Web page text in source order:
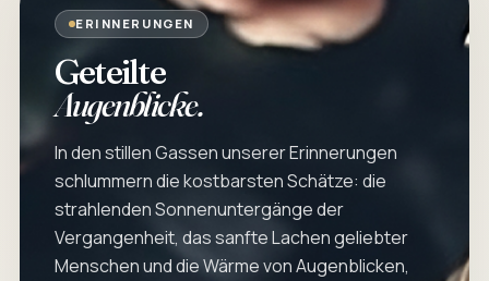
ERINNERUNGEN
Geteilte
Augenblicke.
In den stillen Gassen unserer Erinnerungen
schlummern die kostbarsten Schätze: die
strahlenden Sonnenuntergänge der
Vergangenheit, das sanfte Lachen geliebter
Menschen und die Wärme von Augenblicken,